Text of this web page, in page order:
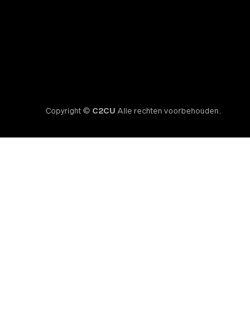
Copyright © C2CU Alle rechten voorbehouden.